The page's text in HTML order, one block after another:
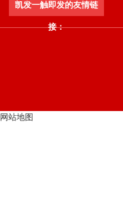
凯发一触即发的友情链
接：
网站地图